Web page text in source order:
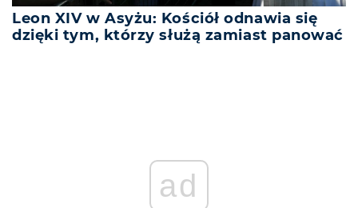
Leon XIV w Asyżu: Kościół odnawia się
dzięki tym, którzy służą zamiast panować
ad